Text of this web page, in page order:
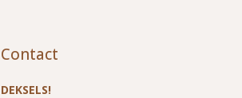
Contact
DEKSELS!